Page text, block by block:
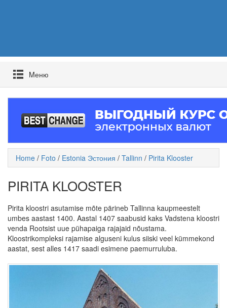
Mеню
Home / Foto / Estonia Эстония / Tallinn / Pirita Klooster
PIRITA KLOOSTER
Pirita kloostri asutamise mõte pärineb Tallinna kaupmeestelt
umbes aastast 1400. Aastal 1407 saabusid kaks Vadstena kloostri
venda Rootsist uue pühapaiga rajajaid nõustama.
Kloostrikompleksi rajamise alguseni kulus siiski veel kümmekond
aastat, sest alles 1417 saadi esimene paemurruluba.